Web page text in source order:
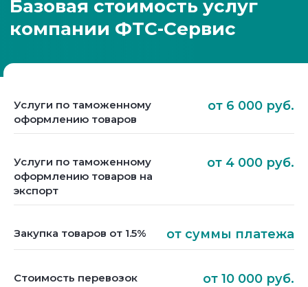
Услуги по таможенному
оформлению товаров
от 6 000 руб.
Услуги по таможенному
оформлению товаров на
экспорт
от 4 000 руб.
Закупка товаров от 1.5% от суммы платежа
Стоимость перевозок от 10 000 руб.